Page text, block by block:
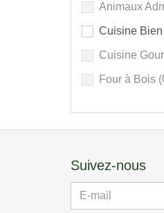
Animaux
Cuisine
Cuisine
Four à Bois
Suivez-nous
E-